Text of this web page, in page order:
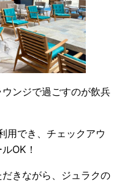
ンジで過ごすのが飲兵
用でき、チェックアウ
OK！
きながら、ジュラクの